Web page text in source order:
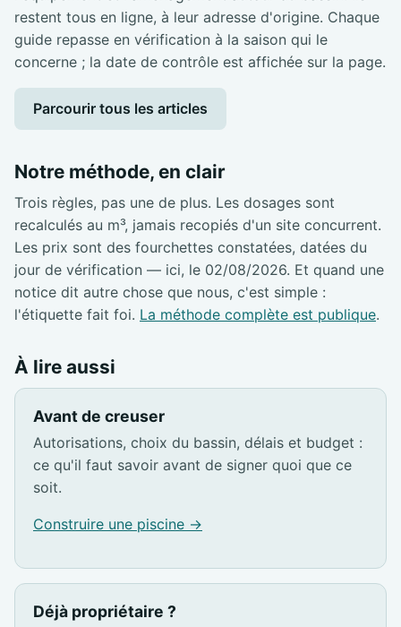
restent tous en ligne, à leur adresse d'origine. Chaque
guide repasse en vérification à la saison qui le
concerne ; la date de contrôle est affichée sur la page.
Parcourir tous les articles
Notre méthode, en clair
Trois règles, pas une de plus. Les dosages sont
recalculés au m³, jamais recopiés d'un site concurrent.
Les prix sont des fourchettes constatées, datées du
jour de vérification — ici, le 02/08/2026. Et quand une
notice dit autre chose que nous, c'est simple :
l'étiquette fait foi. La méthode complète est publique.
À lire aussi
Avant de creuser
Autorisations, choix du bassin, délais et budget :
ce qu'il faut savoir avant de signer quoi que ce
soit.
Construire une piscine →
Déjà propriétaire ?